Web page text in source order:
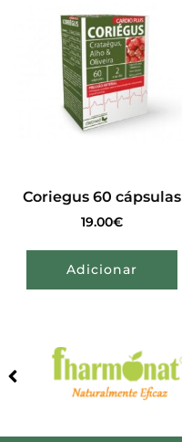
Coriegus 60 cápsulas
19.00€
Adicionar